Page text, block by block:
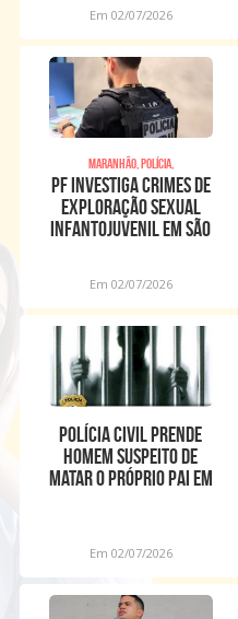
Em 02/07/2026
Maranhão, Polícia,
PF investiga crimes de
exploração sexual
infantojuvenil em São
Em 02/07/2026
POLÍCIA CIVIL PRENDE
HOMEM SUSPEITO DE
MATAR O PRÓPRIO PAI EM
Em 02/07/2026